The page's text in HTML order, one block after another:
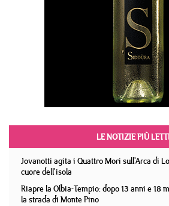
LE NOTIZIE PIÙ
Jovanotti agita i Quattro Mori sull'Arca di
cuore dell'isola
Riapre la Olbia-Tempio: dopo 13 anni e 18
la strada di Monte Pino